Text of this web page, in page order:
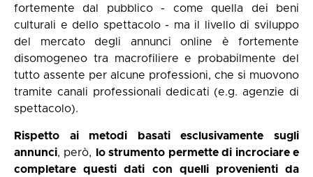
fortemente dal pubblico - come quella dei beni
culturali e dello spettacolo - ma il livello di sviluppo
del mercato degli annunci online è fortemente
disomogeneo tra macrofiliere e probabilmente del
tutto assente per alcune professioni, che si muovono
tramite canali professionali dedicati (e.g. agenzie di
spettacolo).
Rispetto ai metodi basati esclusivamente sugli
annunci, però,
lo strumento permette di incrociare e
completare questi dati con quelli provenienti da